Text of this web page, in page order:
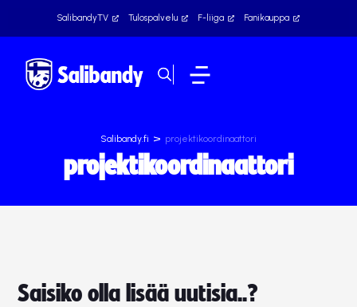
SalibandyTV Tulospalvelu F-liiga Fanikauppa
Salibandy.fi > projektikoordinaattori
projektikoordinaattori
Saisiko olla lisää uutisia..?